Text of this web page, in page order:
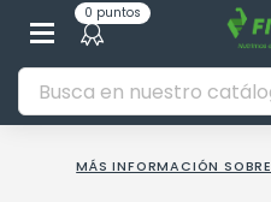
0 puntos
MÁS INFORMACIÓN SOBRE